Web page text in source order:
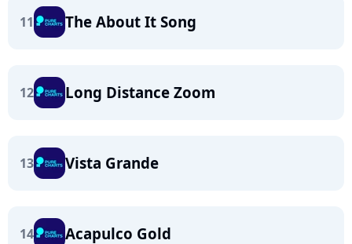
11 The About It Song
12 Long Distance Zoom
13 Vista Grande
14 Acapulco Gold